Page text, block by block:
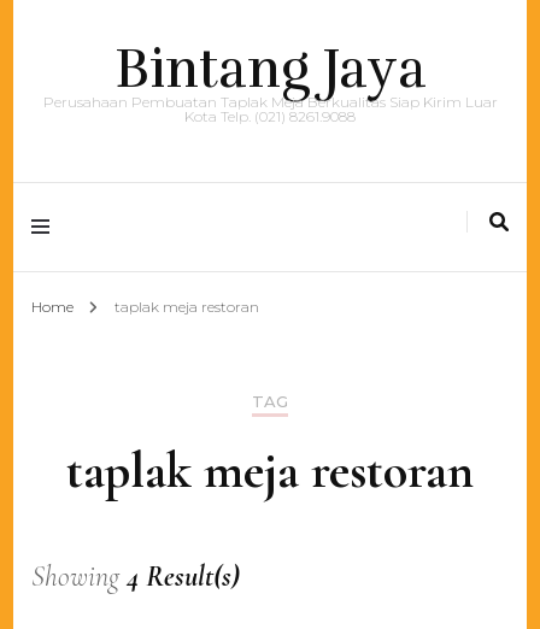
Bintang Jaya
Perusahaan Pembuatan Taplak Meja Berkualitas Siap Kirim Luar
Kota Telp. (021) 8261.9088
Home taplak meja restoran
TAG
taplak meja restoran
Showing4 Result(s)